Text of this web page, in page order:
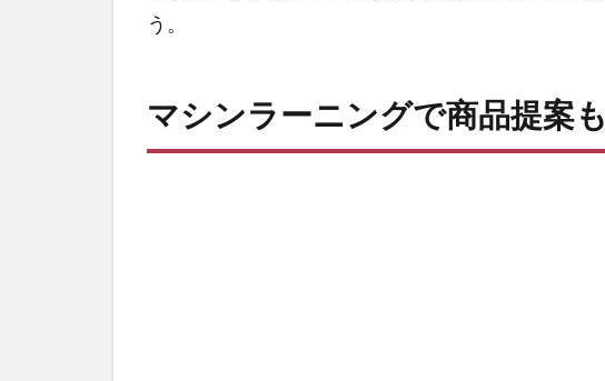
う。
マシンラーニングで商品提案も